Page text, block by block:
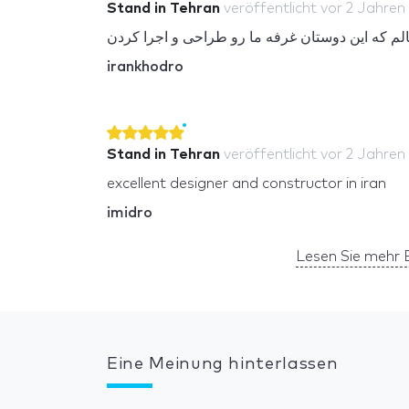
Stand in Tehran veröffentlicht vor 2 Jahren
که این دوستان غرفه ما رو طراحی و اجرا کردن
irankhodro
Stand in Tehran veröffentlicht vor 2 Jahren
excellent designer and constructor in iran
imidro
Lesen Sie mehr
Eine Meinung hinterlassen